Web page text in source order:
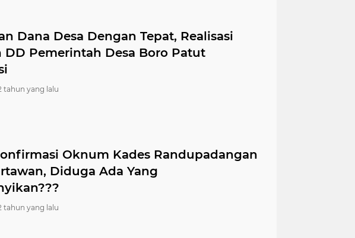
Dana Desa Dengan Tepat, Realisasi
DD Pemerintah Desa Boro Patut
tahun yang lalu
Oknum Kades Randupadangan
Diduga Ada Yang
tahun yang lalu